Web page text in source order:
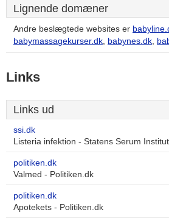
Lignende domæner
Andre beslægtede websites er
babymassagekurser.dk, babynes.dk,
Links
Links ud
ssi.dk
Listeria infektion - Statens Serum Institut
politiken.dk
Valmed - Politiken.dk
politiken.dk
Apotekets - Politiken.dk